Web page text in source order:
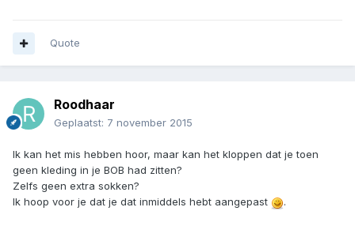
Quote
Roodhaar
Geplaatst: 7 november 2015
Ik kan het mis hebben hoor, maar kan het kloppen dat je toen
geen kleding in je BOB had zitten?
Zelfs geen extra sokken?
Ik hoop voor je dat je dat inmiddels hebt aangepast
.